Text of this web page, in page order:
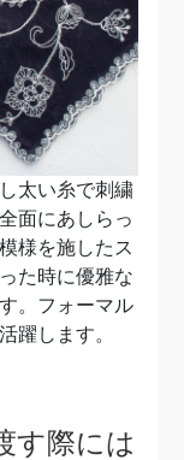
太い糸で刺繍
面にあしらっ
様を施したス
た時に優雅な
。フォーマル
躍します。
す際には